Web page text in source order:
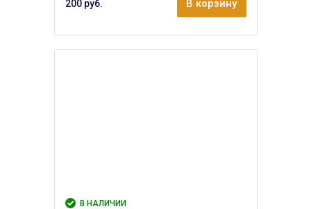
200 руб. В корзину
В НАЛИЧИИ